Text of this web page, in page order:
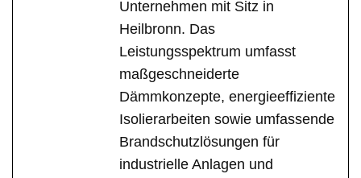
Unternehmen mit Sitz in
Heilbronn. Das
Leistungsspektrum umfasst
maßgeschneiderte
Dämmkonzepte, energieeffiziente
Isolierarbeiten sowie umfassende
Brandschutzlösungen für
industrielle Anlagen und